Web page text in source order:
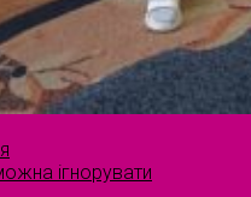
ігнорувати